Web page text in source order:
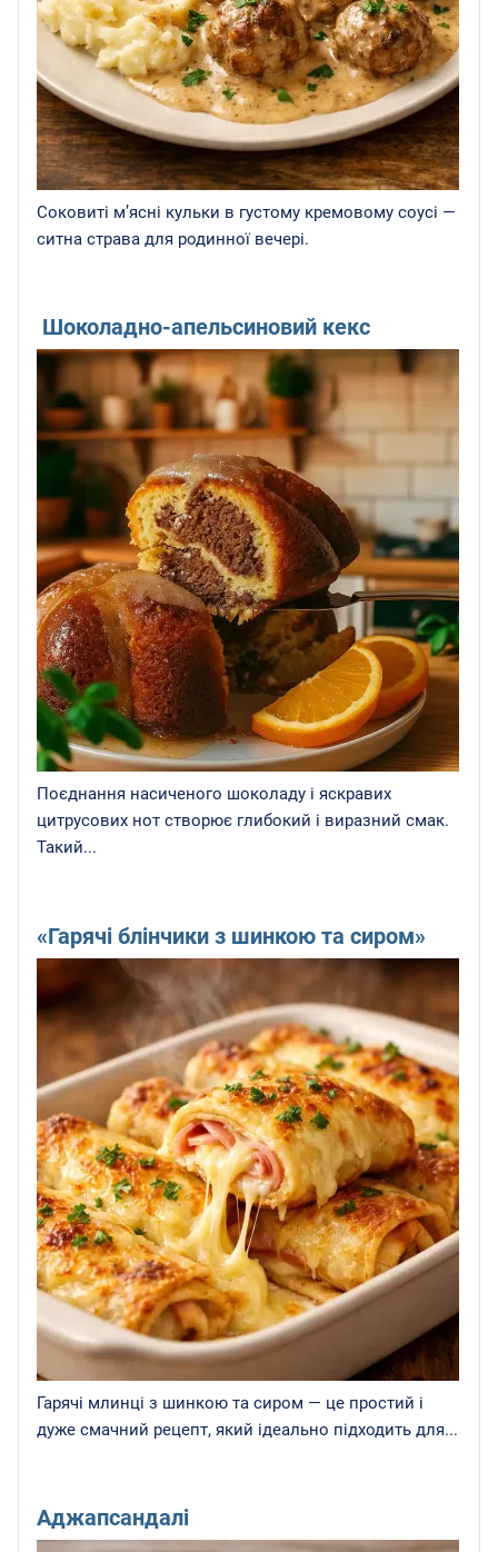
Соковиті м’ясні кульки в густому кремовому соусі —
ситна страва для родинної вечері.
Шоколадно-апельсиновий кекс
Поєднання насиченого шоколаду і яскравих
цитрусових нот створює глибокий і виразний смак.
Такий...
«Гарячі блінчики з шинкою та сиром»
Гарячі млинці з шинкою та сиром — це простий і
дуже смачний рецепт, який ідеально підходить для...
Аджапсандалі